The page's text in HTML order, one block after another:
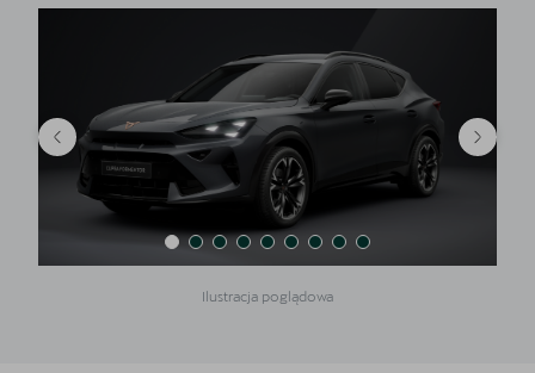
Oryginalne części zamienne
Kontakt
Ilustracja poglądowa